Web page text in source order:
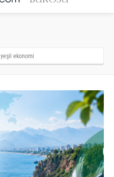
yeşil ekonomi